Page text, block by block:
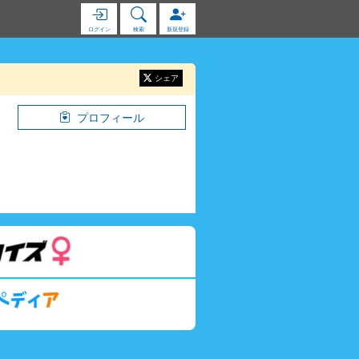
ログイン 検索 新規登録
シェア
プロフィール